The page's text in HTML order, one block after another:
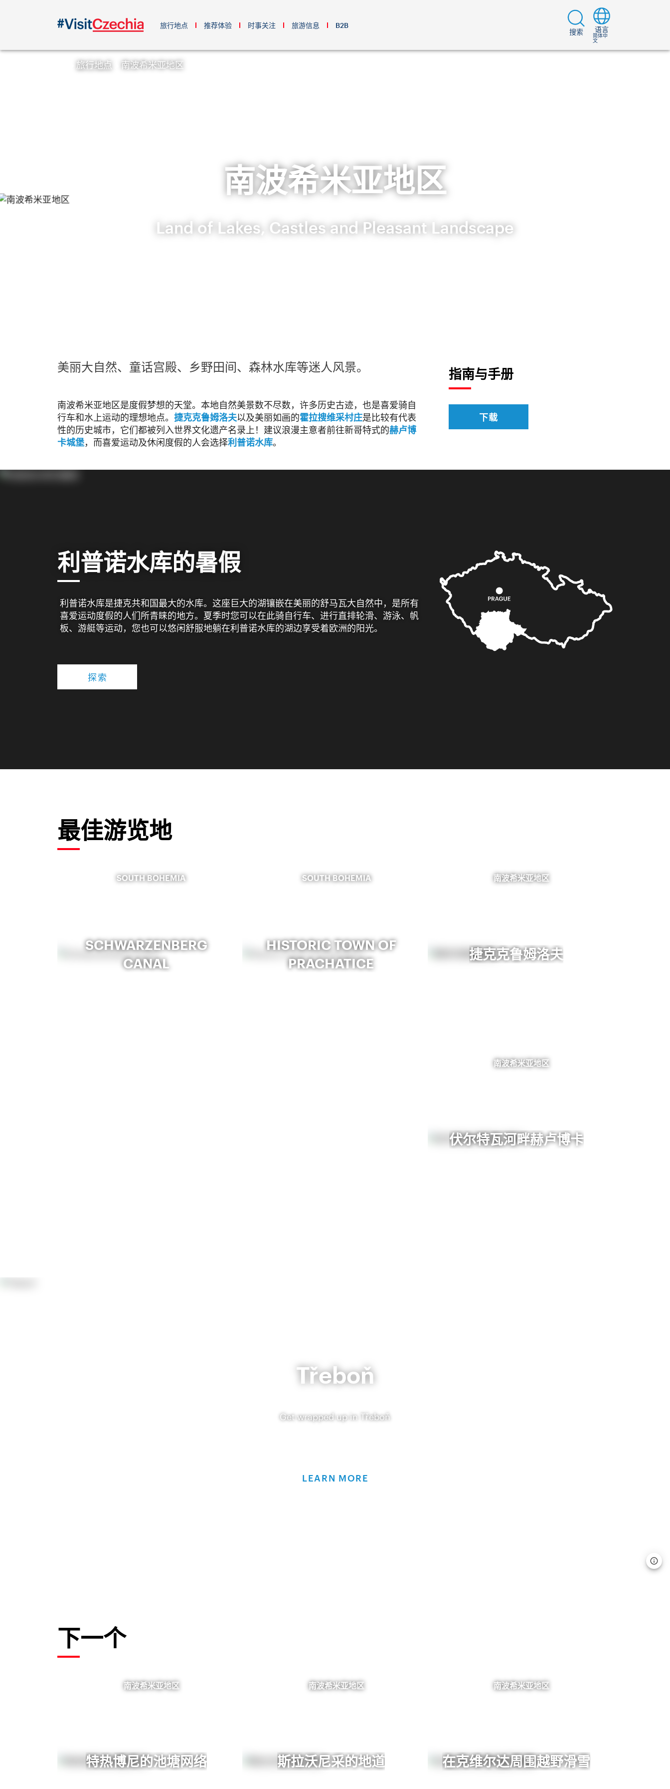
旅行地点 推荐体验 时事关注 旅游信息 B2B
搜索 语言
简体中
文
旅行地点 南波希米亚地区
南波希米亚地区
Land of Lakes, Castles and Pleasant Landscape
美丽大自然、童话宫殿、乡野田间、森林水库等迷人风景。
南波希米亚地区是度假梦想的天堂。本地自然美景数不尽数，许多历史古迹，也是喜爱骑自
行车和水上运动的理想地点。 捷克克鲁姆洛夫以及美丽如画的霍拉搜维采村庄是比较有代表
性的历史城市，它们都被列入世界文化遗产名录上！建议浪漫主意者前往新哥特式的赫卢博
卡城堡，而喜爱运动及休闲度假的人会选择利普诺水库。
指南与手册
下载
利普诺水库的暑假
利普诺水库是捷克共和国最大的水库。这座巨大的湖镶嵌在美丽的舒马瓦大自然中，是所有
喜爱运动度假的人们所青睐的地方。夏季时您可以在此骑自行车、进行直排轮滑、游泳、帆
板、游艇等运动，您也可以悠闲舒服地躺在利普诺水库的湖边享受着欧洲的阳光。
探索
最佳游览地
SOUTH BOHEMIA
SCHWARZENBERG
CANAL
SOUTH BOHEMIA
HISTORIC TOWN OF
PRACHATICE
南波希米亚地区
捷克克鲁姆洛夫
南波希米亚地区
伏尔特瓦河畔赫卢博卡
Třeboň
Get wrapped up in Třeboň
LEARN MORE
下一个
南波希米亚地区
特热博尼的池塘网络
南波希米亚地区
斯拉沃尼采的地道
南波希米亚地区
在克维尔达周围越野滑雪